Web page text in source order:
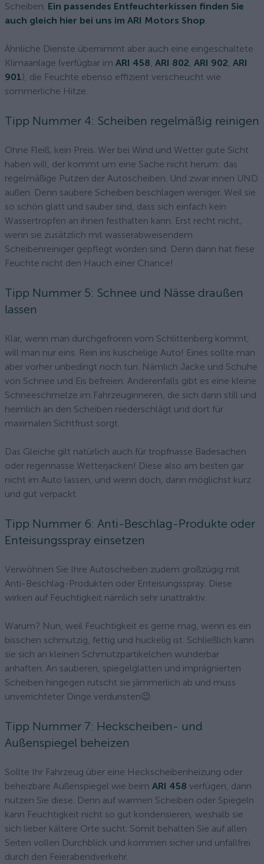
Scheiben. Ein passendes Entfeuchterkissen finden Sie
auch gleich hier bei uns im ARI Motors Shop.
Ähnliche Dienste übernimmt aber auch eine eingeschaltete
Klimaanlage (verfügbar im ARI 458, ARI 802, ARI 902, ARI
901), die Feuchte ebenso effizient verscheucht wie
sommerliche Hitze.
Tipp Nummer 4: Scheiben regelmäßig reinigen
Ohne Fleiß, kein Preis. Wer bei Wind und Wetter gute Sicht
haben will, der kommt um eine Sache nicht herum: das
regelmäßige Putzen der Autoscheiben. Und zwar innen UND
außen. Denn saubere Scheiben beschlagen weniger. Weil sie
so schön glatt und sauber sind, dass sich einfach kein
Wassertropfen an ihnen festhalten kann. Erst recht nicht,
wenn sie zusätzlich mit wasserabweisendem
Scheibenreiniger gepflegt worden sind. Denn dann hat fiese
Feuchte nicht den Hauch einer Chance!
Tipp Nummer 5: Schnee und Nässe draußen
lassen
Klar, wenn man durchgefroren vom Schlittenberg kommt,
will man nur eins. Rein ins kuschelige Auto! Eines sollte man
aber vorher unbedingt noch tun. Nämlich Jacke und Schuhe
von Schnee und Eis befreien. Anderenfalls gibt es eine kleine
Schneeschmelze im Fahrzeuginneren, die sich dann still und
heimlich an den Scheiben niederschlägt und dort für
maximalen Sichtfrust sorgt.
Das Gleiche gilt natürlich auch für tropfnasse Badesachen
oder regennasse Wetterjacken! Diese also am besten gar
nicht im Auto lassen, und wenn doch, dann möglichst kurz
und gut verpackt.
Tipp Nummer 6: Anti-Beschlag-Produkte oder
Enteisungsspray einsetzen
Verwöhnen Sie Ihre Autoscheiben zudem großzügig mit
Anti-Beschlag-Produkten oder Enteisungsspray. Diese
wirken auf Feuchtigkeit nämlich sehr unattraktiv.
Warum? Nun, weil Feuchtigkeit es gerne mag, wenn es ein
bisschen schmutzig, fettig und huckelig ist. Schließlich kann
sie sich an kleinen Schmutzpartikelchen wunderbar
anhaften. An sauberen, spiegelglatten und imprägnierten
Scheiben hingegen rutscht sie jämmerlich ab und muss
unverrichteter Dinge verdunsten😉.
Tipp Nummer 7: Heckscheiben- und
Außenspiegel beheizen
Sollte Ihr Fahrzeug über eine Heckscheibenheizung oder
beheizbare Außenspiegel wie beim ARI 458 verfügen, dann
nutzen Sie diese. Denn auf warmen Scheiben oder Spiegeln
kann Feuchtigkeit nicht so gut kondensieren, weshalb sie
sich lieber kältere Orte sucht. Somit behalten Sie auf allen
Seiten vollen Durchblick und kommen sicher und unfallfrei
durch den Feierabendverkehr.